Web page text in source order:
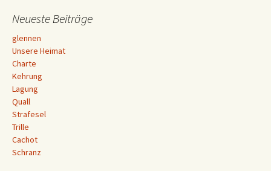
Neueste Beiträge
glennen
Unsere Heimat
Charte
Kehrung
Lagung
Quall
Strafesel
Trille
Cachot
Schranz